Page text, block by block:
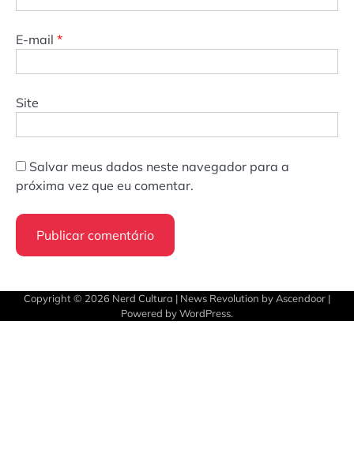
E-mail *
Site
Salvar meus dados neste navegador para a
próxima vez que eu comentar.
Copyright © 2026 Nerd Cultura | News Revolution by Ascendoor |
Powered byWordPress.